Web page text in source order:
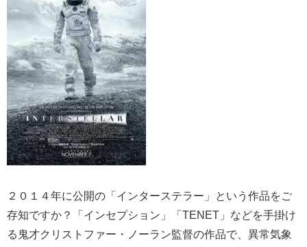
２０１４年に公開の「インターステラー」という作品をご
存知ですか？「インセプション」「TENET」などを手掛け
る鬼才クリストファー・ノーラン監督の作品で、異常気象